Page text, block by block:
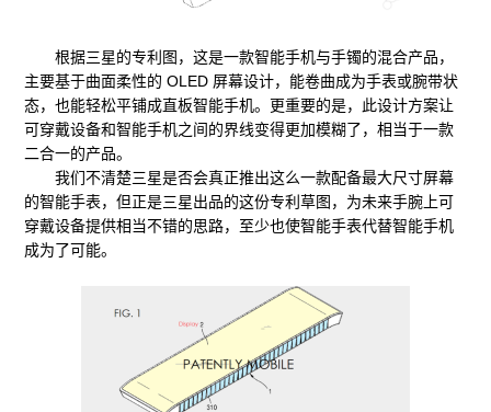
根据三星的专利图，这是一款智能手机与手镯的混合产品，
主要基于曲面柔性的 OLED 屏幕设计，能卷曲成为手表或腕带状
态，也能轻松平铺成直板智能手机。更重要的是，此设计方案让
可穿戴设备和智能手机之间的界线变得更加模糊了，相当于一款
二合一的产品。
我们不清楚三星是否会真正推出这么一款配备最大尺寸屏幕
的智能手表，但正是三星出品的这份专利草图，为未来手腕上可
穿戴设备提供相当不错的思路，至少也使智能手表代替智能手机
成为了可能。